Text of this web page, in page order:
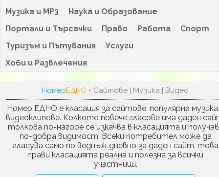
Музика и MP3
Наука и Образование
Портали и Търсачки
Право Работа
Спорт
Туризъм и Пътувания
Услуги
Хоби и Развлечения
НомерЕДНО - Сайтове | Музика | Видео
Номер ЕДНО е класация за сайтове, популярна музика
видеоклипове. Колкото повече гласове има даден
толкова по-нагоре се изкачва в класацията и
по-добра видимост. Всеки потребител може да
гласува само по веднъж дневно за даден сайт, това
прави класацията реална и полезна за всички
участници.